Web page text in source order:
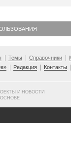
Темы Справочники
Редакция Контакты
И НОВОСТИ